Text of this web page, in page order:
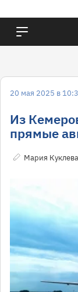
20 мая 2025 в
Из
прямые
Мария Куклева